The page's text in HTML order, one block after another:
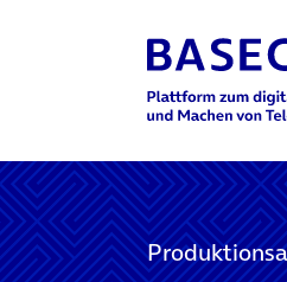
Main Navigation